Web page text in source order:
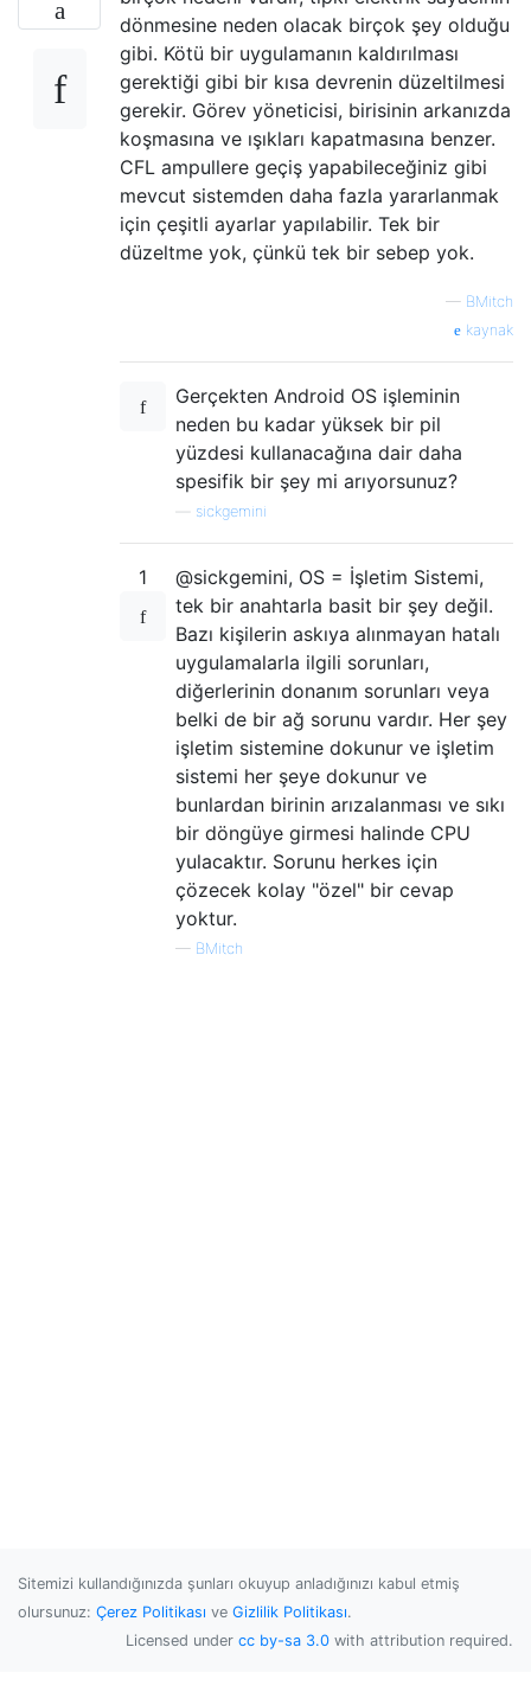
dönmesine neden olacak birçok şey olduğu
gibi. Kötü bir uygulamanın kaldırılması
gerektiği gibi bir kısa devrenin düzeltilmesi
gerekir. Görev yöneticisi, birisinin arkanızda
koşmasına ve ışıkları kapatmasına benzer.
CFL ampullere geçiş yapabileceğiniz gibi
mevcut sistemden daha fazla yararlanmak
için çeşitli ayarlar yapılabilir. Tek bir
düzeltme yok, çünkü tek bir sebep yok.
— BMitch
kaynak
Gerçekten Android OS işleminin
neden bu kadar yüksek bir pil
yüzdesi kullanacağına dair daha
spesifik bir şey mi arıyorsunuz?
sickgemini
1
@sickgemini, OS = İşletim Sistemi,
tek bir anahtarla basit bir şey değil.
Bazı kişilerin askıya alınmayan hatalı
uygulamalarla ilgili sorunları,
diğerlerinin donanım sorunları veya
belki de bir ağ sorunu vardır. Her şey
işletim sistemine dokunur ve işletim
sistemi her şeye dokunur ve
bunlardan birinin arızalanması ve sıkı
bir döngüye girmesi halinde CPU
yulacaktır. Sorunu herkes için
çözecek kolay "özel" bir cevap
yoktur.
— BMitch
Sitemizi kullandığınızda şunları okuyup anladığınızı kabul etmiş
olursunuz: Çerez Politikası ve Gizlilik Politikası.
Licensed under cc by-sa 3.0 with attribution required.